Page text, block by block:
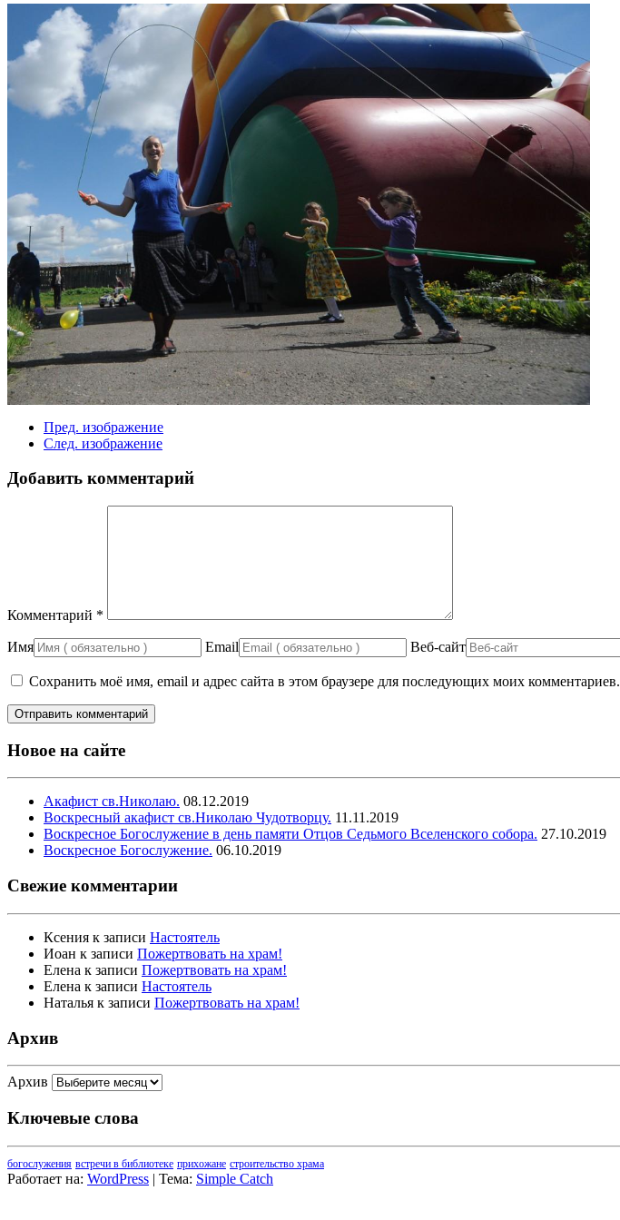
Пред. изображение
След. изображение
Добавить комментарий
Комментарий *
Имя Email Веб-сайт
Сохранить моё имя, email и адрес сайта в этом браузере для последующих моих комментариев.
Новое на сайте
Акафист св.Николаю. 08.12.2019
Воскресный акафист св.Николаю Чудотворцу. 11.11.2019
Воскресное Богослужение в день памяти Отцов Седьмого Вселенского собора. 27.10.2019
Воскресное Богослужение. 06.10.2019
Свежие комментарии
Ксения к записи Настоятель
Иоан к записи Пожертвовать на храм!
Елена к записи Пожертвовать на храм!
Елена к записи Настоятель
Наталья к записи Пожертвовать на храм!
Архив
Архив
Ключевые слова
богослужения встречи в библиотеке прихожане строительство храма
Работает на: WordPress | Тема: Simple Catch